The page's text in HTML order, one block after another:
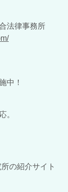
法律事務所
中！
。
の紹介サイト